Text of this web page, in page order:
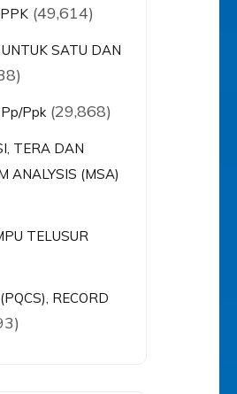
(49,614)
SATU DAN
Ppk (29,868)
TERA DAN
ANALYSIS (MSA)
TELUSUR
RECORD